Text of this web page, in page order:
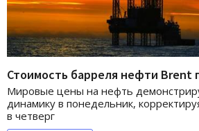
Стоимость барреля нефти Brent
Мировые цены на нефть
динамику в понедельник,
в четверг